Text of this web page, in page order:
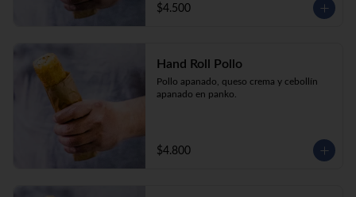
$4.500
Hand Roll Pollo
Pollo apanado, queso crema y cebollín
apanado en panko.
$4.800